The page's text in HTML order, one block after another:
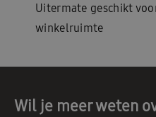
Uitermate geschikt
winkelruimte
Wil je meer weten